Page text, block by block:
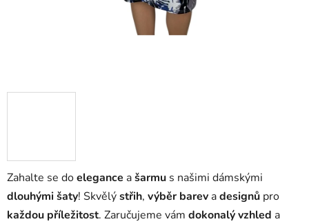
Zahalte se doelegance ašarmu s našimi dámskými
dlouhými šaty! Skvělýstřih, výběr barev adesignů pro
každou příležitost. Zaručujeme vám dokonalý vzhled a